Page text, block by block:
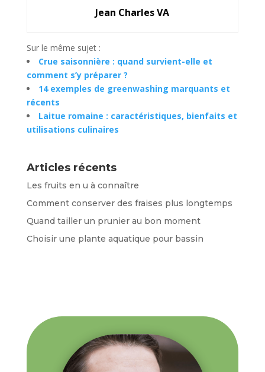
Jean Charles VA
Sur le même sujet :
Crue saisonnière : quand survient-elle et
comment s’y préparer ?
14 exemples de greenwashing marquants et
récents
Laitue romaine : caractéristiques, bienfaits et
utilisations culinaires
Articles récents
Les fruits en u à connaître
Comment conserver des fraises plus longtemps
Quand tailler un prunier au bon moment
Choisir une plante aquatique pour bassin